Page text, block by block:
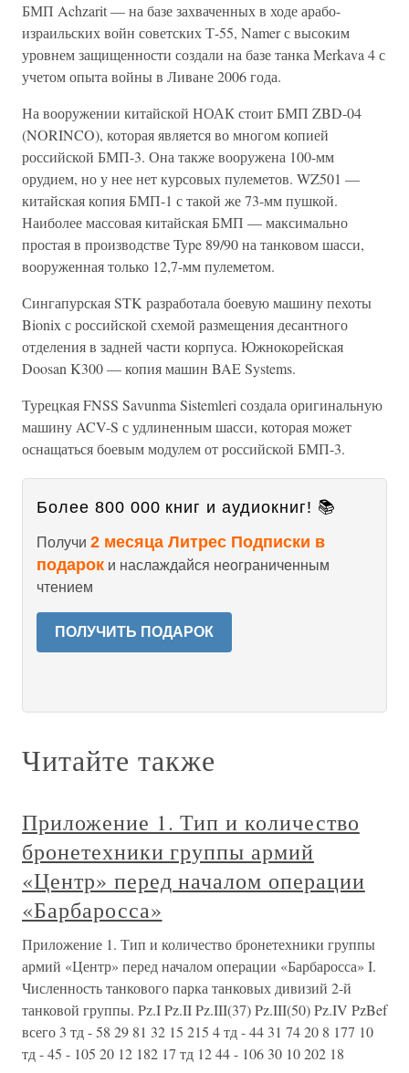
БМП Achzarit — на базе захваченных в ходе арабо-
израильских войн советских Т-55, Namer с высоким
уровнем защищенности создали на базе танка Merkava 4 с
учетом опыта войны в Ливане 2006 года.
На вооружении китайской НОАК стоит БМП ZBD-04
(NORINCO), которая является во многом копией
российской БМП-3. Она также вооружена 100-мм
орудием, но у нее нет курсовых пулеметов. WZ501 —
китайская копия БМП-1 с такой же 73-мм пушкой.
Наиболее массовая китайская БМП — максимально
простая в производстве Type 89/90 на танковом шасси,
вооруженная только 12,7-мм пулеметом.
Сингапурская STK разработала боевую машину пехоты
Bionix с российской схемой размещения десантного
отделения в задней части корпуса. Южнокорейская
Doosan K300 — копия машин BAE Systems.
Турецкая FNSS Savunma Sistemleri создала оригинальную
машину ACV-S с удлиненным шасси, которая может
оснащаться боевым модулем от российской БМП-3.
Более 800 000 книг и аудиокниг! 📚
Получи 2 месяца Литрес Подписки в
подарок и наслаждайся неограниченным
чтением
ПОЛУЧИТЬ ПОДАРОК
Читайте также
Приложение 1. Тип и количество
бронетехники группы армий
«Центр» перед началом операции
«Барбаросса»
Приложение 1. Тип и количество бронетехники группы
армий «Центр» перед началом операции «Барбаросса» I.
Численность танкового парка танковых дивизий 2-й
танковой группы. Pz.I Pz.II Pz.III(37) Pz.III(50) Pz.IV PzBef
всего 3 тд - 58 29 81 32 15 215 4 тд - 44 31 74 20 8 177 10
тд - 45 - 105 20 12 182 17 тд 12 44 - 106 30 10 202 18